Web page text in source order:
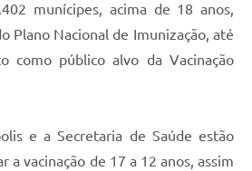
munícipes, acima de 18 anos,
Plano Nacional de Imunização, até
como público alvo da Vacinação
e a Secretaria de Saúde estão
a vacinação de 17 a 12 anos, assim